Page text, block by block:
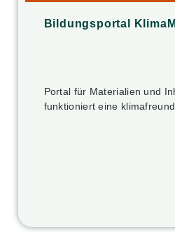
Bildungsportal
Portal für Materialien und
funktioniert eine